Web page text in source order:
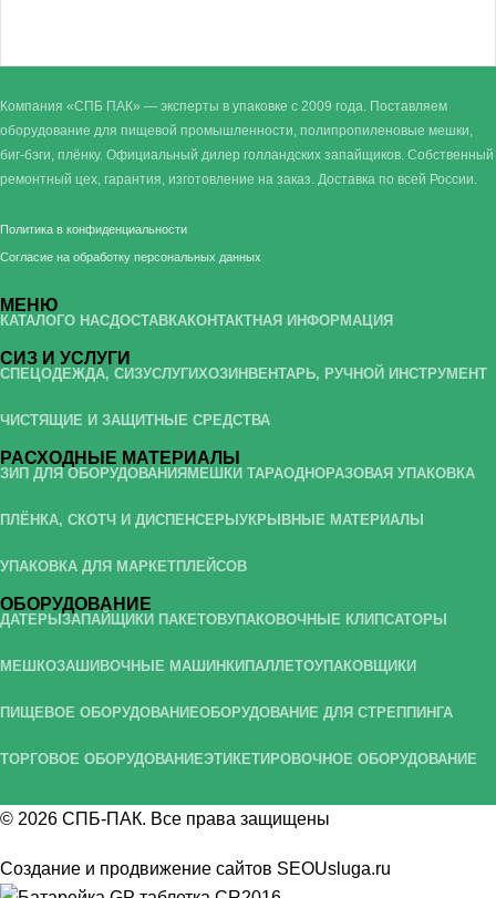
Компания «СПБ ПАК» — эксперты в упаковке с 2009 года. Поставляем
оборудование для пищевой промышленности, полипропиленовые мешки,
биг-бэги, плёнку. Официальный дилер голландских запайщиков. Собственный
ремонтный цех, гарантия, изготовление на заказ. Доставка по всей России.
Политика в конфиденциальности
Согласие на обработку персональных данных
МЕНЮ
КАТАЛОГО НАСДОСТАВКАКОНТАКТНАЯ ИНФОРМАЦИЯ
СИЗ И УСЛУГИ
СПЕЦОДЕЖДА, СИЗУСЛУГИХОЗИНВЕНТАРЬ, РУЧНОЙ ИНСТРУМЕНТ
ЧИСТЯЩИЕ И ЗАЩИТНЫЕ СРЕДСТВА
РАСХОДНЫЕ МАТЕРИАЛЫ
ЗИП ДЛЯ ОБОРУДОВАНИЯ МЕШКИ ТАРАОДНОРАЗОВАЯ УПАКОВКА
ПЛЁНКА, СКОТЧ И ДИСПЕНСЕРЫ УКРЫВНЫЕ МАТЕРИАЛЫ
УПАКОВКА ДЛЯ МАРКЕТПЛЕЙСОВ
ОБОРУДОВАНИЕ
ДАТЕРЫ ЗАПАЙЩИКИ ПАКЕТОВУПАКОВОЧНЫЕ КЛИПСАТОРЫ
МЕШКОЗАШИВОЧНЫЕ МАШИНКИ ПАЛЛЕТОУПАКОВЩИКИ
ПИЩЕВОЕ ОБОРУДОВАНИЕОБОРУДОВАНИЕ ДЛЯ СТРЕППИНГА
ТОРГОВОЕ ОБОРУДОВАНИЕЭТИКЕТИРОВОЧНОЕ ОБОРУДОВАНИЕ
© 2026 СПБ-ПАК. Все права защищены
Создание и продвижение сайтов SEOUsluga.ru